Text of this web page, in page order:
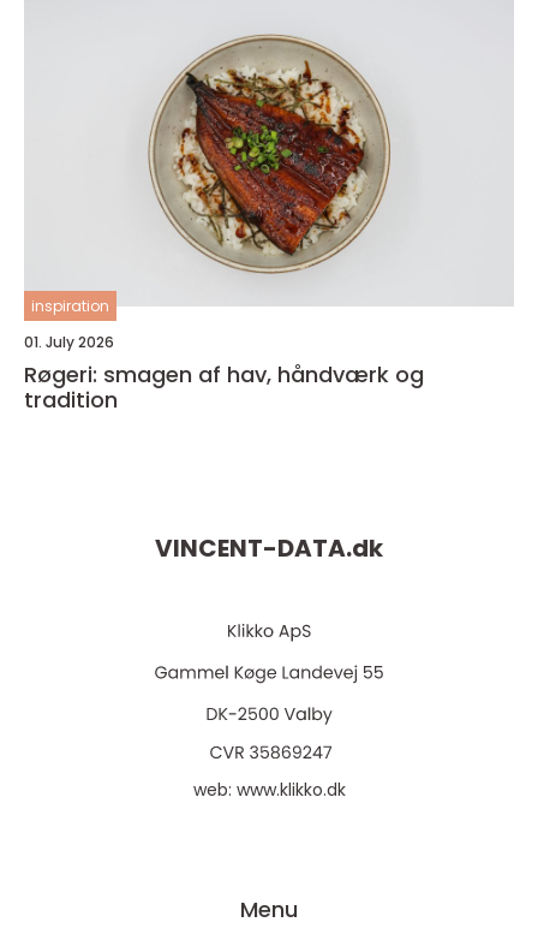
inspiration
01. July 2026
Røgeri: smagen af hav, håndværk og
tradition
VINCENT-DATA.dk
web: www.klikko.dk
Menu